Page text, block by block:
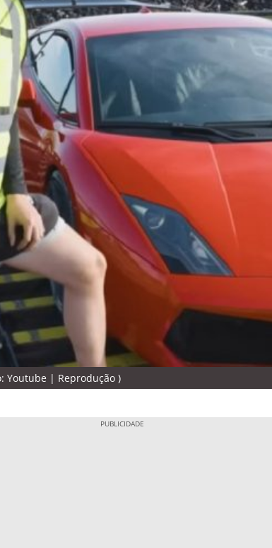
Youtube | Reprodução )